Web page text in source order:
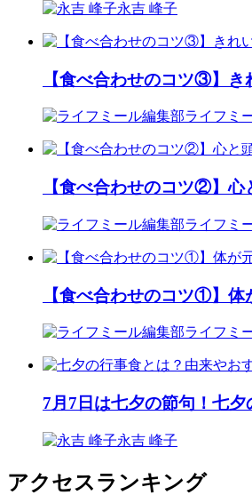
永吉 峰子
【食べ合わせのコツ③】き
ライフミ
【食べ合わせのコツ②】心
ライフミ
【食べ合わせのコツ①】体
ライフミ
7月7日は七夕の節句！七
永吉 峰子
アクセスランキング